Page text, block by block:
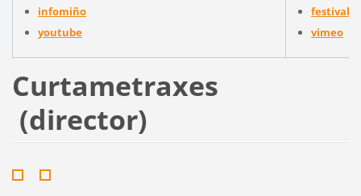
infomiño
youtube
festival
vimeo
Curtametraxes
(director)